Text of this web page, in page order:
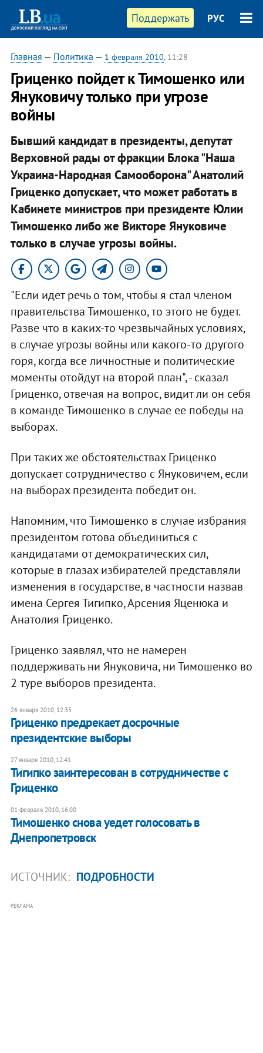
Поддержать РУС
Главная — Политика — 1 февраля 2010, 11:28
Гриценко пойдет к Тимошенко или
Януковичу только при угрозе
войны
Бывший кандидат в президенты, депутат
Верховной рады от фракции Блока "Наша
Украина-Народная Самооборона" Анатолий
Гриценко допускает, что может работать в
Кабинете министров при президенте Юлии
Тимошенко либо же Викторе Януковиче
только в случае угрозы войны.
"Если идет речь о том, чтобы я стал членом
правительства Тимошенко, то этого не будет.
Разве что в каких-то чрезвычайных условиях,
в случае угрозы войны или какого-то другого
горя, когда все личностные и политические
моменты отойдут на второй план", - сказал
Гриценко, отвечая на вопрос, видит ли он себя
в команде Тимошенко в случае ее победы на
выборах.
При таких же обстоятельствах Гриценко
допускает сотрудничество с Януковичем, если
на выборах президента победит он.
Напомним, что Тимошенко в случае избрания
президентом готова объединиться с
кандидатами от демократических сил,
которые в глазах избирателей представляли
изменения в государстве, в частности назвав
имена Сергея Тигипко, Арсения Яценюка и
Анатолия Гриценко.
Гриценко заявлял, что не намерен
поддерживать ни Януковича, ни Тимошенко во
2 туре выборов президента.
26 января 2010, 12:35
Гриценко предрекает досрочные
президентские выборы
27 января 2010, 12:41
Тигипко заинтересован в сотрудничестве с
Гриценко
01 февраля 2010, 16:00
Тимошенко снова уедет голосовать в
Днепропетровск
ИСТОЧНИК: ПОДРОБНОСТИ
РЕКЛАМА